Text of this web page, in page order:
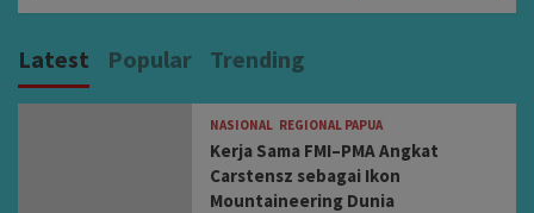
Latest Popular Trending
NASIONAL REGIONAL PAPUA
Kerja Sama FMI–PMA Angkat
Carstensz sebagai Ikon
Mountaineering Dunia